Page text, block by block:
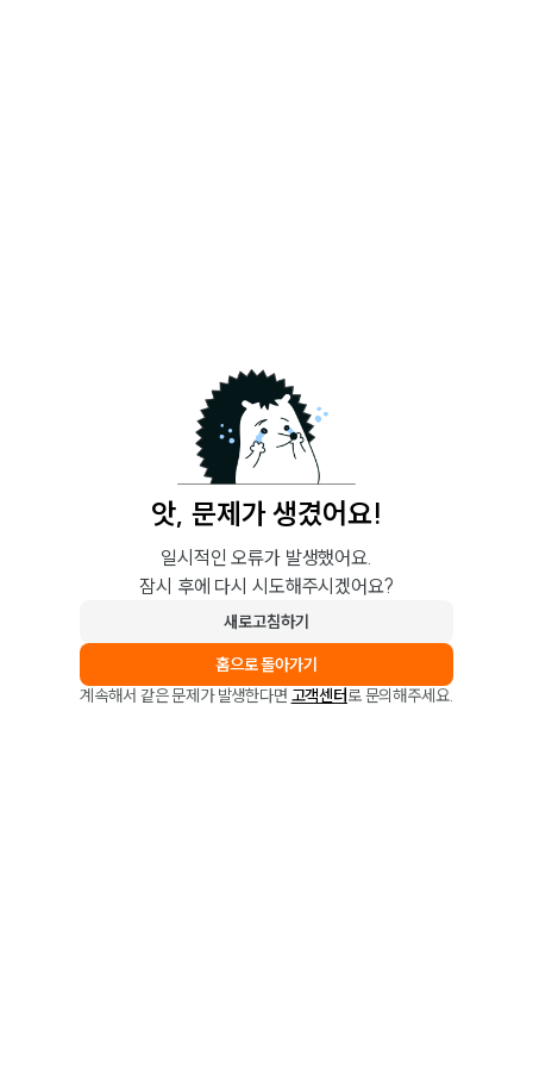
앗, 문제가 생겼어요!
일시적인 오류가 발생했어요.
잠시 후에 다시 시도해주시겠어요?
새로고침하기
홈으로 돌아가기
계속해서 같은 문제가 발생한다면 고객센터로 문의해주세요.